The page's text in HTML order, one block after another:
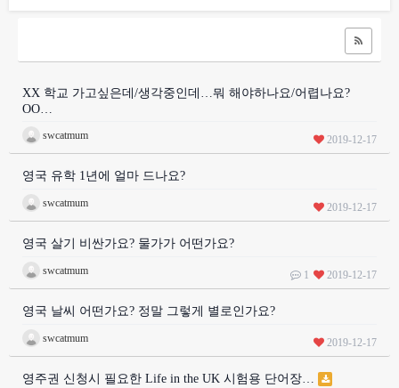
XX 학교 가고싶은데/생각중인데…뭐 해야하나요/어렵나요?
OO…
swcatmum 2019-12-17
영국 유학 1년에 얼마 드나요?
swcatmum 2019-12-17
영국 살기 비싼가요? 물가가 어떤가요?
swcatmum 1 2019-12-17
영국 날씨 어떤가요? 정말 그렇게 별로인가요?
swcatmum 2019-12-17
영주권 신청시 필요한 Life in the UK 시험용 단어장…